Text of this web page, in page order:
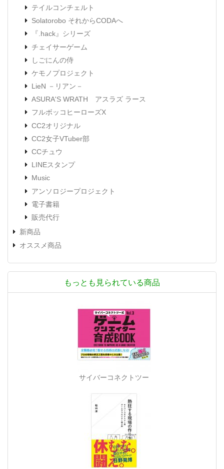
テイルコンチェルト
Solatorobo それからCODAへ
『.hack』シリーズ
チェイサーゲーム
しごにんの侍
ケモノプロジェクト
LieN －リアン－
ASURA'S WRATH アスラズ ラース
フルボッコヒーローズX
CC2オリジナル
CC2女子VTuber部
CCチュウ
LINEスタンプ
Music
アンソロジープロジェクト
電子書籍
販売代行
新商品
オススメ商品
もっとも見られている商品
サイバーコネクトツー